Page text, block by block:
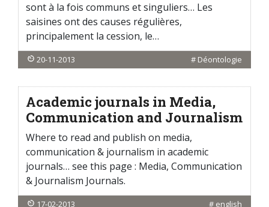
sont à la fois communs et singuliers… Les
saisines ont des causes régulières,
principalement la cession, le…
20-11-2013 # Déontologie
Academic journals in Media,
Communication and Journalism
Where to read and publish on media,
communication & journalism in academic
journals… see this page : Media, Communication
& Journalism Journals.
17-02-2013 # english